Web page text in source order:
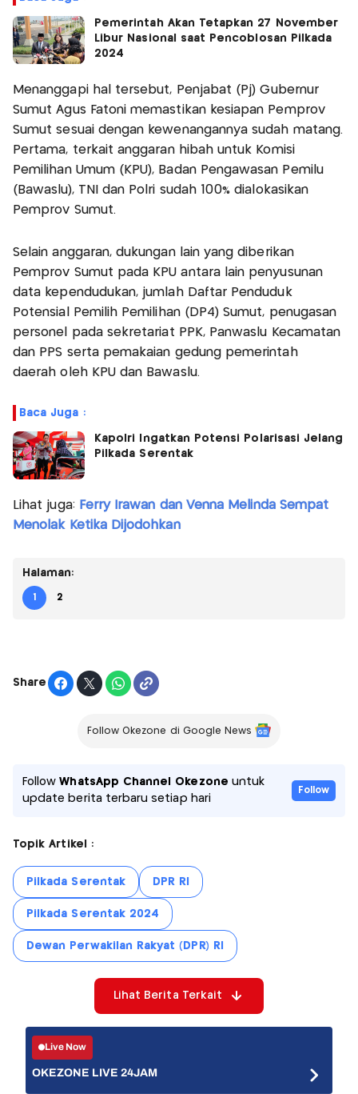
Pemerintah Akan Tetapkan 27 November
Libur Nasional saat Pencoblosan Pilkada
2024
Menanggapi hal tersebut, Penjabat (Pj) Gubernur
Sumut Agus Fatoni memastikan kesiapan Pemprov
Sumut sesuai dengan kewenangannya sudah matang.
Pertama, terkait anggaran hibah untuk Komisi
Pemilihan Umum (KPU), Badan Pengawasan Pemilu
(Bawaslu), TNI dan Polri sudah 100% dialokasikan
Pemprov Sumut.
Selain anggaran, dukungan lain yang diberikan
Pemprov Sumut pada KPU antara lain penyusunan
data kependudukan, jumlah Daftar Penduduk
Potensial Pemilih Pemilihan (DP4) Sumut, penugasan
personel pada sekretariat PPK, Panwaslu Kecamatan
dan PPS serta pemakaian gedung pemerintah
daerah oleh KPU dan Bawaslu.
Baca Juga :
Kapolri Ingatkan Potensi Polarisasi Jelang
Pilkada Serentak
Lihat juga: Ferry Irawan dan Venna Melinda Sempat
Menolak Ketika Dijodohkan
Halaman:
1 2
Share
Follow Okezone di Google News
FollowWhatsApp Channel Okezone untuk
update berita terbaru setiap hari
Follow
Topik Artikel :
Pilkada Serentak DPR RI
Pilkada Serentak 2024
Dewan Perwakilan Rakyat (DPR) RI
Lihat Berita Terkait
Live Now
OKEZONE LIVE 24JAM